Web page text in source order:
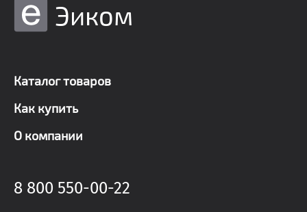
Эиком
Каталог товаров
Как купить
О компании
8 800 550-00-22